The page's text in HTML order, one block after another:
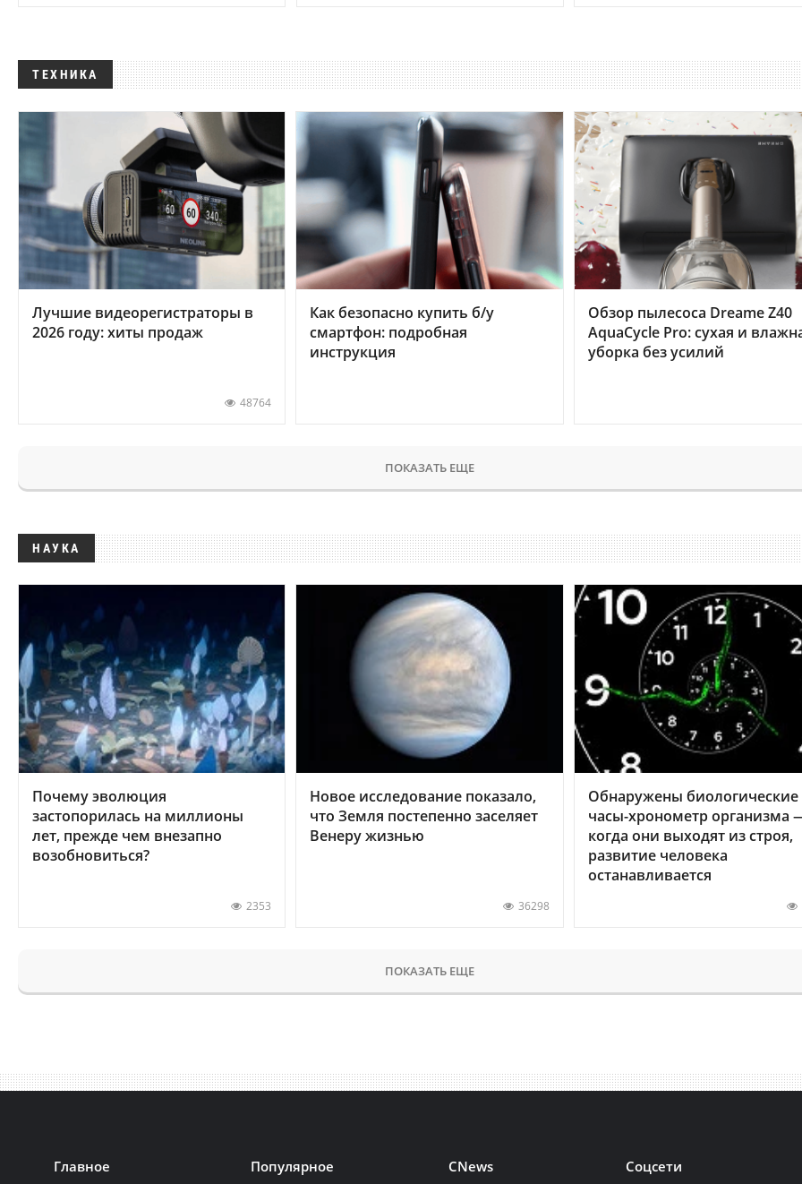
ТЕХНИКА
Лучшие видеорегистраторы в
2026 году: хиты продаж
48764
Как безопасно купить б/у
смартфон: подробная
инструкция
Обзор пылесоса Dreame Z40
AquaCycle Pro: сухая и
уборка без усилий
ПОКАЗАТЬ ЕЩЕ
НАУКА
Почему эволюция
застопорилась на миллионы
лет, прежде чем внезапно
возобновиться?
2353
Новое исследование показало,
что Земля постепенно заселяет
Венеру жизнью
36298
Обнаружены биологические
часы-хронометр организма
когда они выходят из строя,
развитие человека
останавливается
ПОКАЗАТЬ ЕЩЕ
Главное Популярное CNews Соцсети